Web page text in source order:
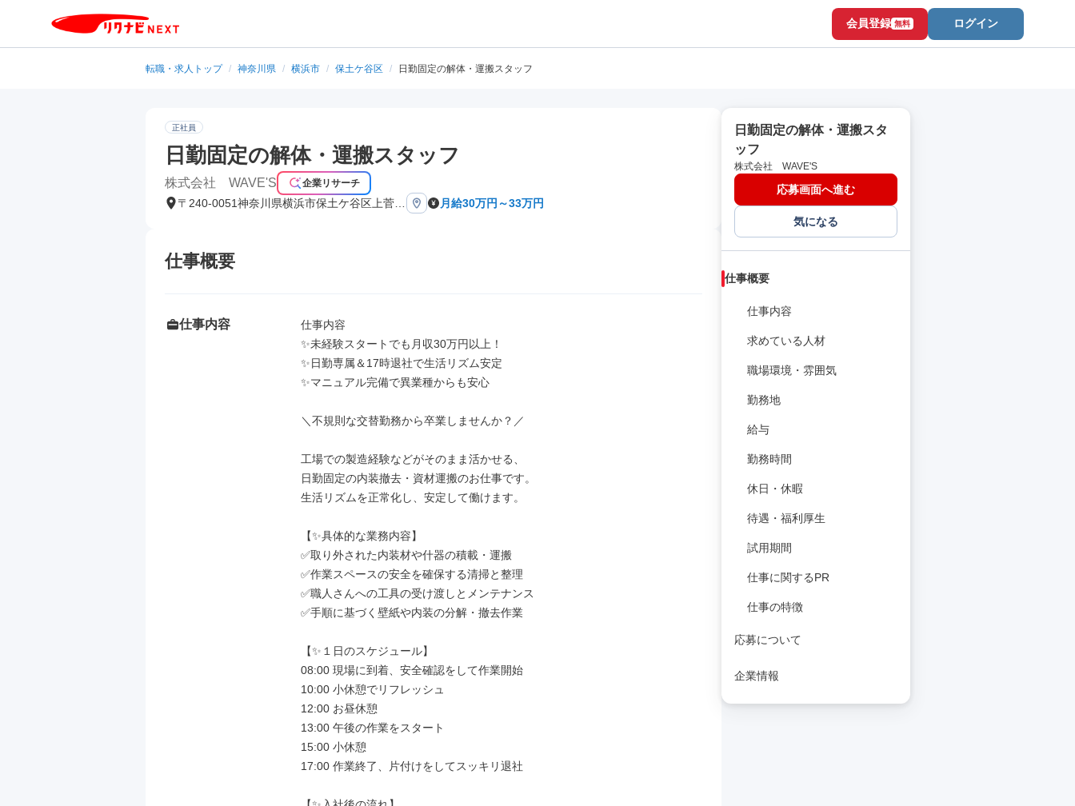
会員登録 無料 ログイン
転職・求人トップ / 神奈川県 / 横浜市 / 保土ケ谷区 / 日勤固定の解体・運搬スタッフ
正社員
日勤固定の解体・運搬スタッフ
株式会社 WAVE'S 企業リサーチ
〒240-0051神奈川県横浜市保土ケ谷区上菅田
月給30万円～33万円
仕事概要
仕事内容
仕事内容
✨未経験スタートでも月収30万円以上！
✨日勤専属＆17時退社で生活リズム安定
✨マニュアル完備で異業種からも安心
＼不規則な交替勤務から卒業しませんか？／
工場での製造経験などがそのまま活かせる、
日勤固定の内装撤去・資材運搬のお仕事です。
生活リズムを正常化し、安定して働けます。
【✨具体的な業務内容】
✅取り外された内装材や什器の積載・運搬
✅作業スペースの安全を確保する清掃と整理
✅職人さんへの工具の受け渡しとメンテナンス
✅手順に基づく壁紙や内装の分解・撤去作業
【✨１日のスケジュール】
08:00 現場に到着、安全確認をして作業開始
10:00 小休憩でリフレッシュ
12:00 お昼休憩
13:00 午後の作業をスタート
15:00 小休憩
17:00 作業終了、片付けをしてスッキリ退社
日勤固定の解体・運搬スタ
ッフ
株式会社 WAVE'S
応募画面へ進む
気になる
仕事概要
仕事内容
求めている人材
職場環境・雰囲気
勤務地
給与
勤務時間
休日・休暇
待遇・福利厚生
試用期間
仕事に関するPR
仕事の特徴
応募について
企業情報